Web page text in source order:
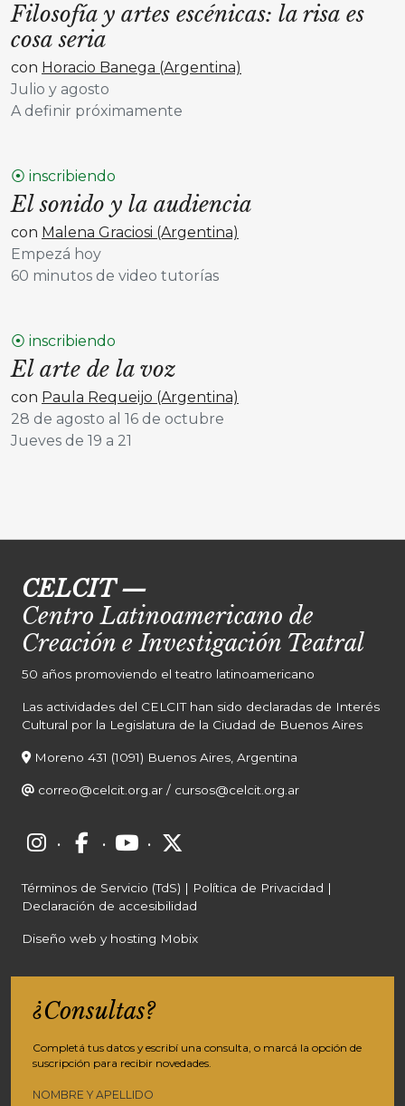
Filosofía y artes escénicas: la risa es
cosa seria
con Horacio Banega (Argentina)
Julio y agosto
A definir próximamente
⦿ inscribiendo
El sonido y la audiencia
con Malena Graciosi (Argentina)
Empezá hoy
60 minutos de video tutorías
⦿ inscribiendo
El arte de la voz
con Paula Requeijo (Argentina)
28 de agosto al 16 de octubre
Jueves de 19 a 21
CELCIT—
Centro Latinoamericano de
Creación e Investigación Teatral
50 años promoviendo el teatro latinoamericano
Las actividades del CELCIT han sido declaradas de Interés
Cultural por la Legislatura de la Ciudad de Buenos Aires
Moreno 431 (1091) Buenos Aires, Argentina
correo@celcit.org.ar / cursos@celcit.org.ar
· · ·
Términos de Servicio (TdS) | Política de Privacidad |
Declaración de accesibilidad
Diseño web y hosting Mobix
¿Consultas?
Completá tus datos y escribí una consulta, o marcá la opción de
suscripción para recibir novedades.
NOMBRE Y APELLIDO